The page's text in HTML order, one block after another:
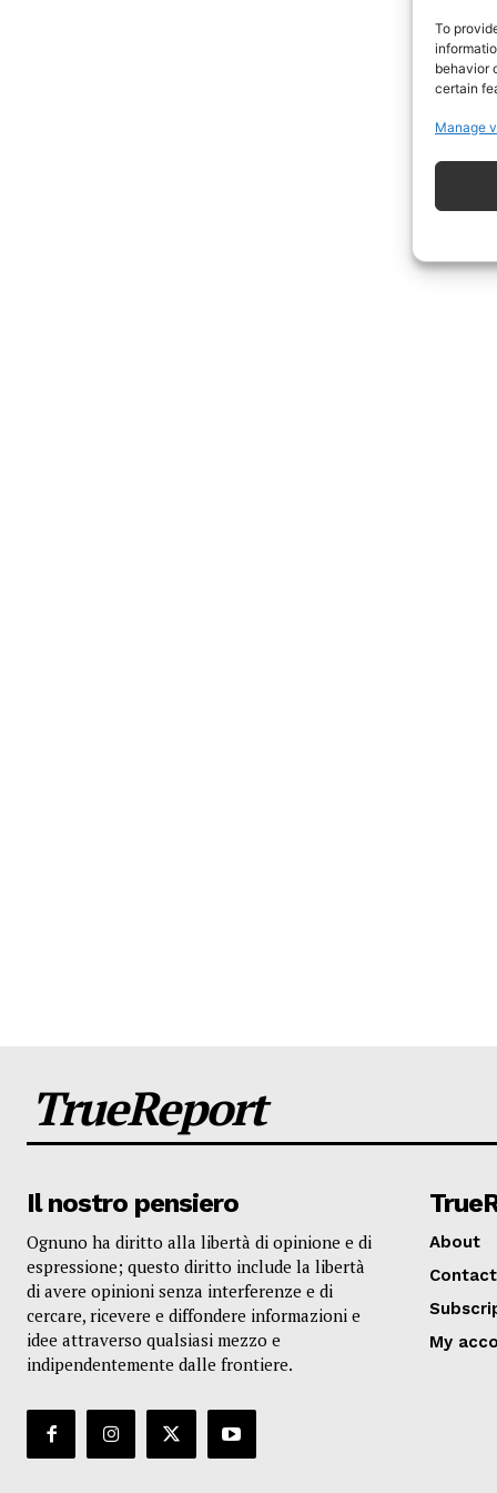
To
behavior
certain
Manage
TrueReport
Il nostro pensiero
Ognuno ha diritto alla libertà di opinione e di
espressione; questo diritto include la libertà
di avere opinioni senza interferenze e di
cercare, ricevere e diffondere informazioni e
idee attraverso qualsiasi mezzo e
indipendentemente dalle frontiere.
About
My